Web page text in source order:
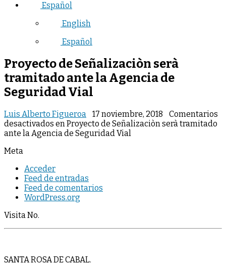
Español
English
Español
Proyecto de Señalizaciòn serà
tramitado ante la Agencia de
Seguridad Vial
Luis Alberto Figueroa 17 noviembre, 2018
Comentarios
desactivados en Proyecto de Señalizaciòn serà tramitado
ante la Agencia de Seguridad Vial
Meta
Acceder
Feed de entradas
Feed de comentarios
WordPress.org
Visita No.
SANTA ROSA DE CABAL.